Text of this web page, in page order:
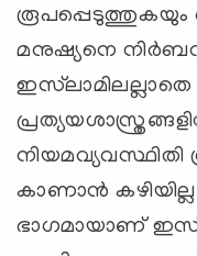
രൂപപ്പെടുത്തുകയും
മനുഷ്യനെ
നിയമവ്യവസ്ഥിതി
കാണാന്‍
ഭാഗമായാണ്